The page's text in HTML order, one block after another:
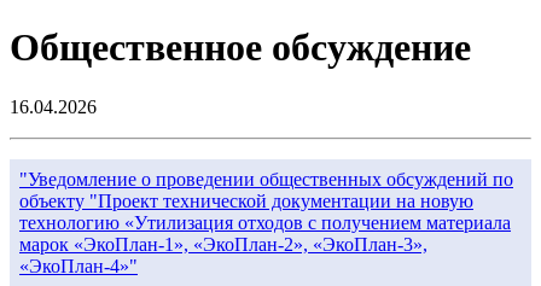
Общественное обсуждение
16.04.2026
"Уведомление о проведении общественных обсуждений по
объекту "Проект технической документации на новую
технологию «Утилизация отходов с получением материала
марок «ЭкоПлан-1», «ЭкоПлан-2», «ЭкоПлан-3»,
«ЭкоПлан-4»"